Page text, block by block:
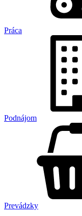
Práca
Podnájom
Prevádzky